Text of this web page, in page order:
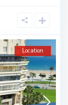
Location